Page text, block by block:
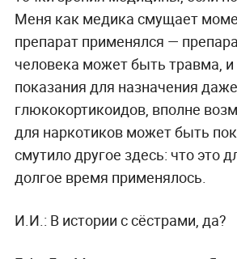
Меня как медика смущает
препарат применялся —
человека может быть травма, и
показания для назначения даже
глюкокортикоидов, вполне
для наркотиков может быть
смутило другое здесь: что это
долгое время применялось.
И.И.: В истории с сёстрами, да?